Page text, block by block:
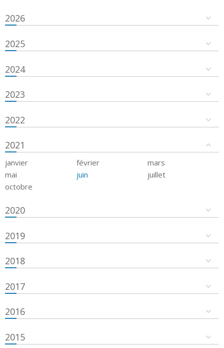
2026
2025
2024
2023
2022
2021
janvier février
mars
mai
juin
juillet
octobre
2020
2019
2018
2017
2016
2015